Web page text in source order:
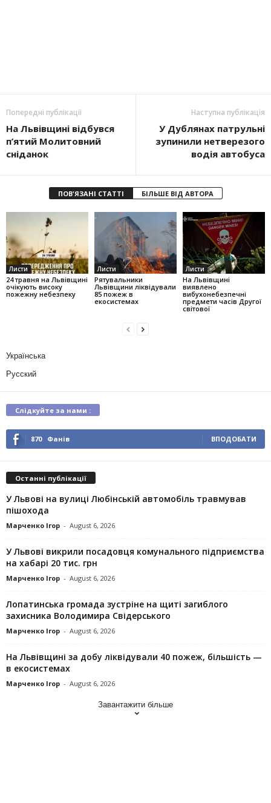
Попередні публікації
На Львівщині відбувся
п’ятий Молитовний
сніданок
Наступна публікація
У Дублянах патрульні
зупинили нетверезого
водія автобуса
ПОВ'ЯЗАНІ СТАТТІ БІЛЬШЕ ВІД АВТОРА
Листи
24 травня на Львівщині
очікують високу
пожежну небезпеку
Листи
Рятувальники
Львівщини ліквідували
85 пожеж в
екосистемах
Листи
На Львівщині
виявлено
вибухонебезпечні
предмети часів Другої
світової
Українська
Русский
Слідкуйте за нами :
870 Фанів ВПОДОБАТИ
Останні публікації
У Львові на вулиці Любінській автомобіль травмував
пішохода
Марченко Ігор - August 6, 2026
У Львові викрили посадовця комунального підприємства
на хабарі 20 тис. грн
Марченко Ігор - August 6, 2026
Лопатинська громада зустріне на щиті загиблого
захисника Володимира Свідерського
Марченко Ігор - August 6, 2026
На Львівщині за добу ліквідували 40 пожеж, більшість —
в екосистемах
Марченко Ігор - August 6, 2026
Завантажити більше